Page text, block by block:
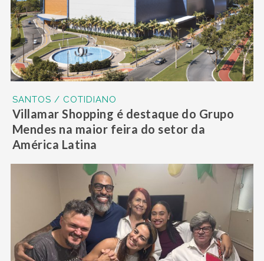
SANTOS / COTIDIANO
Villamar Shopping é destaque do Grupo
Mendes na maior feira do setor da
América Latina